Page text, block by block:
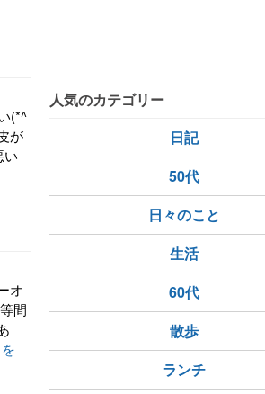
(*^
が
い
オ
間
人気のカテゴリー
日記
50代
日々のこと
生活
60代
散歩
ランチ